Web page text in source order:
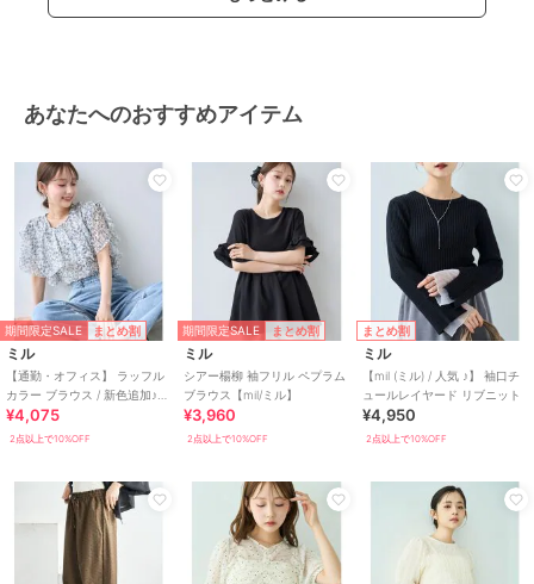
本体：ポリエステル60% 綿40%
特徴
トップス
綿・コットン素材/ポリエステル
無地/ボーダー/
その他柄/長袖
ドルマ
ンスリーブ
その他袖デザイン
S･7号以下あり/洗える
ライフ
スタイル/マリン・プール
ィットネス・ヨガ
シャツ
綿・コットン素材 /ポリエステル
素材/無地/ ボーダー
ストラ
イプ/その他柄
ドルマ
ンスリーブ/ その他袖デザイン/
/マリン・プール
ィットネス・ヨガ
原産国 中国製
あなたへのおすすめアイテム
期間限定SALE まとめ割
ミル
【通勤・オフィス】 ラッフル
カラー ブラウス / 新色追加♪
【mil(ミル)】
¥4,075
2点以上で10%OFF
期間限定SALE まとめ割
ミル
シアー楊柳 袖フリル ペプラム
ブラウス【mil/ミル】
¥3,960
2点以上で10%OFF
まとめ割
ミル
【mil (ミル) / 人気 ♪】 袖口チ
ュールレイヤード リブニット
¥4,950
2点以上で10%OFF